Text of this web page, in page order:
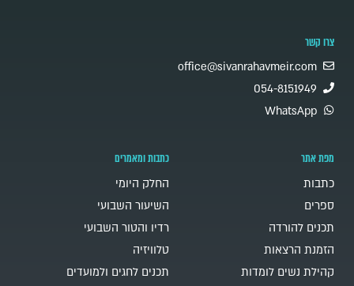
צרו קשר
office@sivanrahavmeir.com
054-8151949
WhatsApp
מפת אתר
כתבות
ספרים
תכנים להורדה
הזמנת הרצאות
קהילת נשים לומדות
כתבות ומאמרים
החלק היומי
השיעור השבועי
רדיו והטור השבועי
טלוויזיה
תכנים לחגים ולמועדים